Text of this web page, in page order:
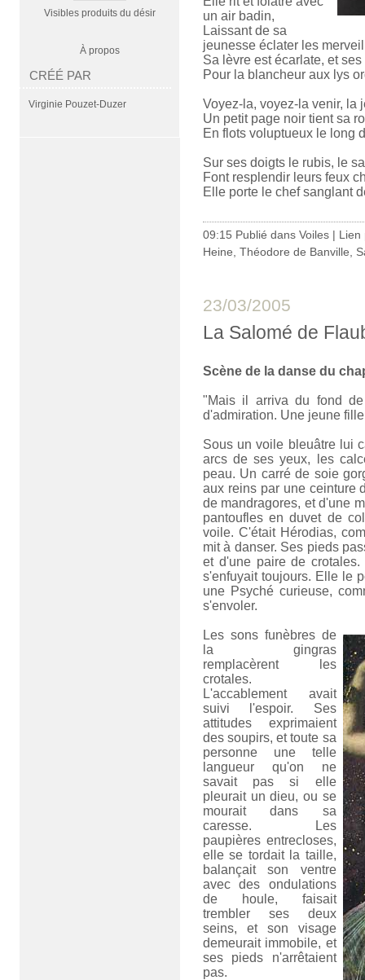
Visibles produits du désir
À propos
CRÉÉ PAR
Virginie Pouzet-Duzer
un air badin,
Laissant de sa
jeunesse éclater les
Sa lèvre est écarlate, et
Pour la blancheur aux lys
Voyez-la, voyez-la venir, la
Un petit page noir tient sa
En flots voluptueux le long
Sur ses doigts le rubis, le
Font resplendir leurs feux
Elle porte le chef sanglant
09:15 Publié dans Voiles | Lien
Heine Théodore de Banville
23/03/2005
La Salomé de
Scène de la danse du
"Mais il arriva du fond
d'admiration. Une jeune
Sous un voile bleuâtre lui
arcs de ses yeux, les
peau. Un carré de soie
aux reins par une ceinture
de mandragores, et d'une
pantoufles en duvet de
voile. C'était Hérodias,
mit à danser. Ses pieds
et d'une paire de
s'enfuyait toujours. Elle le
une Psyché curieuse,
s'envoler.
Les sons funèbres de
la gingras
remplacèrent les
crotales.
L'accablement avait
suivi l'espoir. Ses
attitudes exprimaient
des soupirs, et toute sa
personne une telle
langueur qu'on ne
savait pas si elle
pleurait un dieu, ou se
mourait dans sa
caresse. Les
paupières entrecloses,
elle se tordait la taille,
balançait son ventre
avec des ondulations
de houle, faisait
trembler ses deux
seins, et son visage
demeurait immobile, et
ses pieds n'arrêtaient
pas.